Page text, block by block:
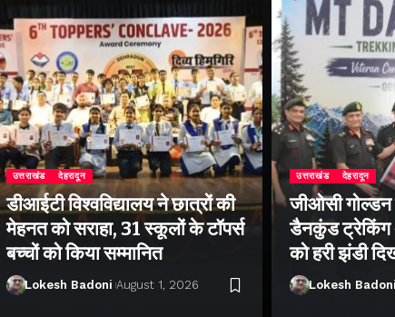
उत्तराखंड देहरादून
डीआईटी विश्वविद्यालय ने छात्रों की
मेहनत को सराहा, 31 स्कूलों के टॉपर्स
बच्चों को किया सम्मानित
Lokesh Badoni August 1, 2026
उत्तराखंड देहरादून
जीओसी गोल्डन
डैनकुंड ट्रेकिंग
को हरी झंडी
Lokesh Badoni